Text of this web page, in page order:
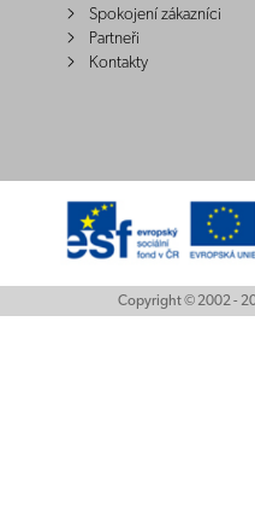
Spokojení zákazníci
Partneři
Kontakty
Copyright © 2002 -